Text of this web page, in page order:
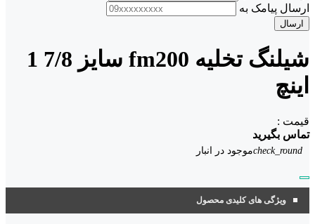
ارسال پیامک به
ارسال
شیلنگ تخلیه fm200 سایز 7/8 1
اینچ
قیمت :
تماس بگیرید
check_roundموجود در انبار
ویژگی های کلیدی محصول